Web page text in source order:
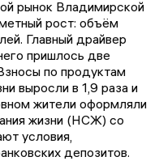
рынок Владимирской
рост: объём
Главный драйвер
пришлось две
по продуктам
выросли в 1,9 раза и
жители оформляли
жизни (НСЖ) со
условия,
депозитов.